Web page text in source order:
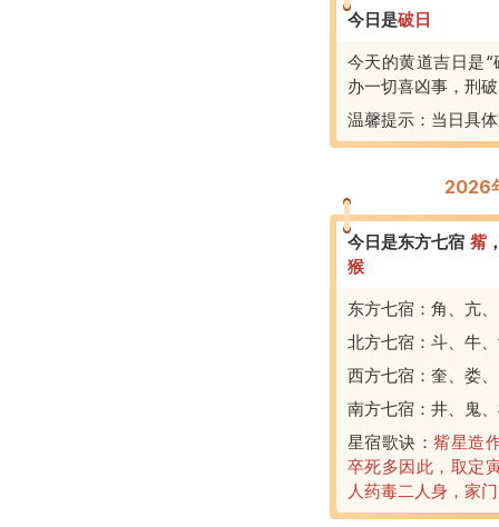
今日是破 日
今天的黄道吉日是
办一切喜凶事，刑
温馨提示：当日具
2026
今日是东方七宿 觜
猴
东方七宿：角、亢
北方七宿：斗、牛
西方七宿：奎、娄
南方七宿：井、鬼
星宿歌诀：觜星造
卒死多因此，取定
人药毒二人身，家